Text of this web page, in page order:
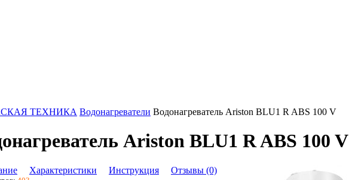
ТЕХНИКА Водонагреватели Водонагреватель Ariston BLU1 R ABS 100 V
Ariston BLU1 R ABS 100 V
Характеристики Инструкция Отзывы (0)